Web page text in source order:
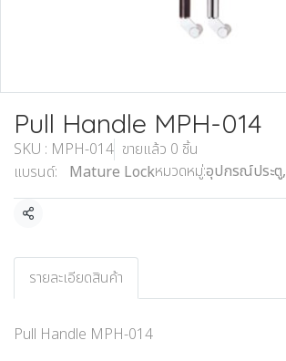
Pull Handle MPH-014
SKU : MPH-014 ขายแล้ว 0 ชิ้น
แบรนด์:
Mature Lockหมวดหมู่:อุปกรณ์ประตู,
แชร์
รายละเอียดสินค้า
Pull Handle MPH-014